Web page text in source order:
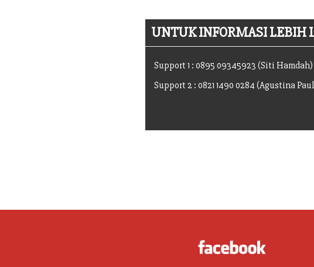
UNTUK INFORMASI LEBIH
Support 1 : 0895 09345923 (Siti Hamdah)
Support 2 : 0821 1490 0284 (Agustina